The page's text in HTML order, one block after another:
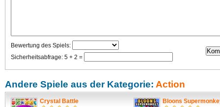
Bewertung des Spiels:
Sicherheitsabfrage: 5 + 2 =
Andere Spiele aus der Kategorie: Action
Crystal Battle Bloons